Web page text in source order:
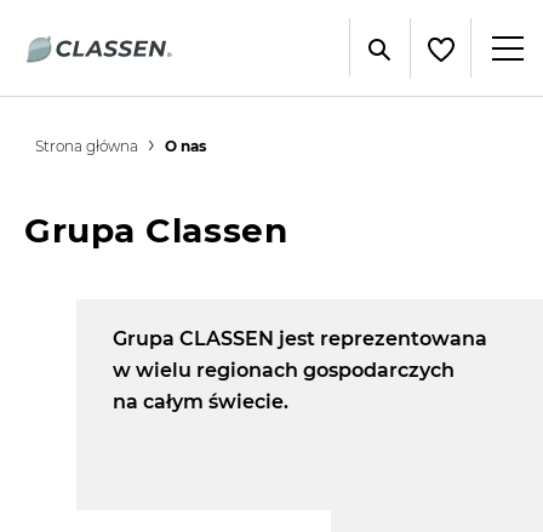
Strona główna O nas
Grupa Classen
Grupa CLASSEN jest reprezentowana
w wielu regionach gospodarczych
na całym świecie.